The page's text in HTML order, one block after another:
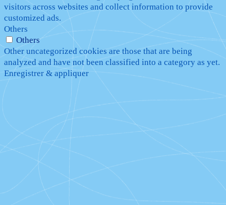
visitors across websites and collect information to provide
customized ads.
Others
Others
Other uncategorized cookies are those that are being
analyzed and have not been classified into a category as yet.
Enregistrer & appliquer